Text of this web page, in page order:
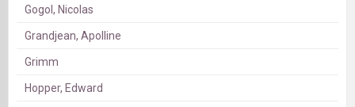
Gogol, Nicolas
Grandjean, Apolline
Grimm
Hopper, Edward